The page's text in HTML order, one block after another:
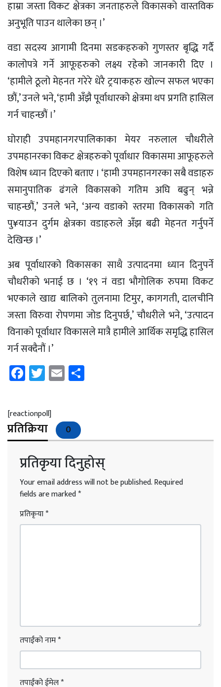
हाम्रा जस्ता विकट क्षेत्रका जनताहरुले विकासको वास्तविक
अनुभूति पाउन थालेका छन् ।’
वडा सदस्य आगामी दिनमा सडकहरुको गुणस्तर बृद्धि गर्दै
कालोपत्रे गर्ने आफूहरुको लक्ष्य रहेको जानकारी दिए ।
‘हामीले ठूलो मेहनत गरेरे धेरै ट्रयाकहरु खोल्न सफल भएका
छौं,’ उनले भने, ‘हामी अँझै पूर्वाधारको क्षेत्रमा थप प्रगति हासिल
गर्न चाहन्छौं ।’
घोराही उपमहानगरपालिकाका मेयर नरुलाल चौधरीले
उपमहानरका विकट क्षेत्रहरुको पूर्वाधार विकासमा आफूहरुले
विशेष ध्यान दिएको बताए । ‘हामी उपमहानगरका सबै वडाहरु
समानुपातिक ढंगले विकासको गतिम अघि बढुन् भन्ने
चाहन्छौं,’ उनले भने, ‘अन्य वडाको स्तरमा विकासको गति
पु¥याउन दुर्गम क्षेत्रका वडाहरुले अँझ बढी मेहनत गर्नुपर्ने
देखिन्छ ।’
अब पूर्वाधारको विकासका साथै उत्पादनमा ध्यान दिनुपर्ने
चौधरीको भनाई छ । ‘१९ नं वडा भौगोलिक रुपमा विकट
भएकाले खाद्य बालिको तुलनामा टिमुर, कागगती, दालचीनि
जस्ता विरुवा रोपणमा जोड दिनुपर्छ,’ चौधरीले भने, ‘उत्पादन
विनाको पूर्वाधार विकासले मात्रै हामीले आर्थिक समृद्धि हासिल
गर्न सक्दैनौं ।’
Facebook
Twitter
Email
[reactionpoll]
प्रतिक्रिया 0
प्रतिकृया दिनुहोस्
Your email address will not be published.Required
fields are marked*
प्रतिकृया*
तपाईंको नाम*
तपाईंको ईमेल*